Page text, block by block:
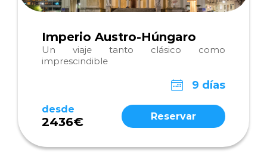
Imperio Austro-Húngaro
Un viaje tanto clásico como
imprescindible
9 días
desde
2436€ Reservar